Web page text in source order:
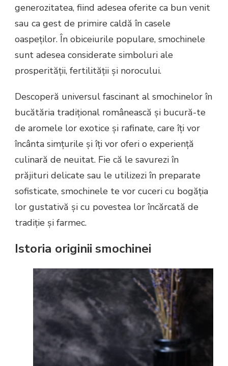
generozitatea, fiind adesea oferite ca bun venit
sau ca gest de primire caldă în casele
oaspeților. În obiceiurile populare, smochinele
sunt adesea considerate simboluri ale
prosperității, fertilității și norocului.
Descoperă universul fascinant al smochinelor în
bucătăria tradițional românească și bucură-te
de aromele lor exotice și rafinate, care îți vor
încânta simțurile și îți vor oferi o experiență
culinară de neuitat. Fie că le savurezi în
prăjituri delicate sau le utilizezi în preparate
sofisticate, smochinele te vor cuceri cu bogăția
lor gustativă și cu povestea lor încărcată de
tradiție și farmec.
Istoria originii smochinei